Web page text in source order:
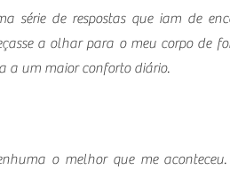
série de respostas que iam de
a olhar para o meu corpo de
a um maior conforto diário.
o melhor que me